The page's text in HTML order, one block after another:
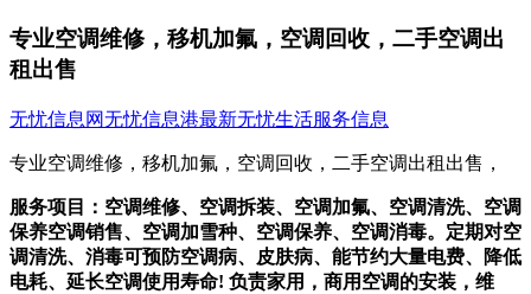
专业空调维修，移机加氟，空调回收，二手空调出
租出售
无忧信息网无忧信息港最新无忧生活服务信息
专业空调维修，移机加氟，空调回收，二手空调出租出售，
服务项目：空调维修、空调拆装、空调加氟、空调清洗、空调
保养空调销售、空调加雪种、空调保养、空调消毒。定期对空
调清洗、消毒可预防空调病、皮肤病、能节约大量电费、降低
电耗、延长空调使用寿命! 负责家用，商用空调的安装，维